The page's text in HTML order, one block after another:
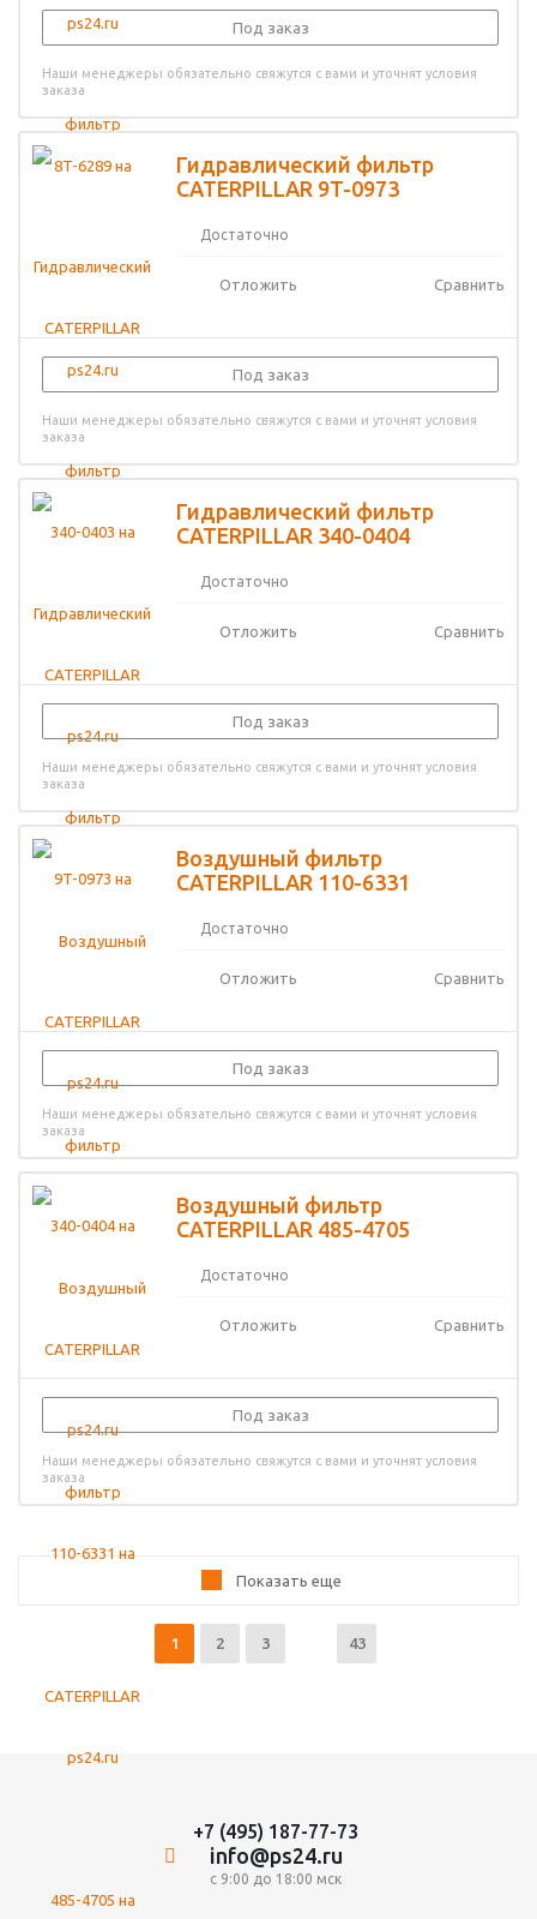
Под заказ
Наши менеджеры обязательно свяжутся с вами и уточнят условия
заказа
Гидравлический фильтр
CATERPILLAR 9T-0973
Достаточно
Отложить Сравнить
Под заказ
Наши менеджеры обязательно свяжутся с вами и уточнят условия
заказа
Гидравлический фильтр
CATERPILLAR 340-0404
Достаточно
Отложить Сравнить
Под заказ
Наши менеджеры обязательно свяжутся с вами и уточнят условия
заказа
Воздушный фильтр
CATERPILLAR 110-6331
Достаточно
Отложить Сравнить
Под заказ
Наши менеджеры обязательно свяжутся с вами и уточнят условия
заказа
Воздушный фильтр
CATERPILLAR 485-4705
Достаточно
Отложить Сравнить
Под заказ
Наши менеджеры обязательно свяжутся с вами и уточнят условия
заказа
Показать еще
1 2 3 43
+7 (495) 187-77-73
info@ps24.ru
с 9:00 до 18:00 мск